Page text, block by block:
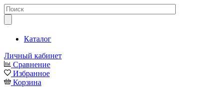
Каталог
Личный кабинет
Сравнение
Избранное
Корзина